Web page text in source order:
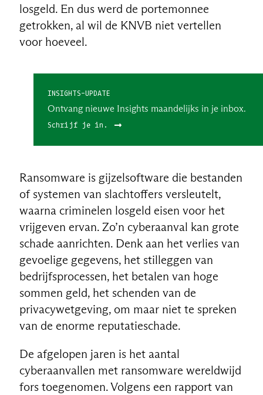
losgeld. En dus werd de portemonnee
getrokken, al wil de KNVB niet vertellen
voor hoeveel.
INSIGHTS-UPDATE
Ontvang nieuwe Insights maandelijks in je inbox.
Schrijf je in.
Ransomware is gijzelsoftware die bestanden
of systemen van slachtoffers versleutelt,
waarna criminelen losgeld eisen voor het
vrijgeven ervan. Zo’n cyberaanval kan grote
schade aanrichten. Denk aan het verlies van
gevoelige gegevens, het stilleggen van
bedrijfsprocessen, het betalen van hoge
sommen geld, het schenden van de
privacywetgeving, om maar niet te spreken
van de enorme reputatieschade.
De afgelopen jaren is het aantal
cyberaanvallen met ransomware wereldwijd
fors toegenomen. Volgens een rapport van